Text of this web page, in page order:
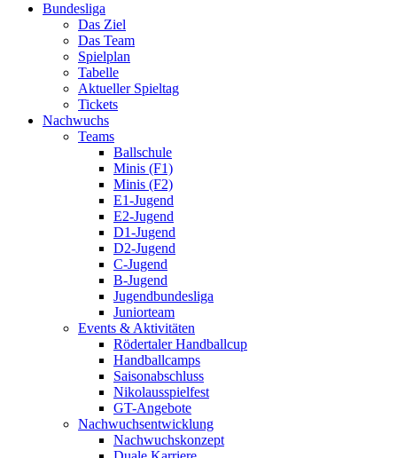
Bundesliga
Das Ziel
Das Team
Spielplan
Tabelle
Aktueller Spieltag
Tickets
Nachwuchs
Teams
Ballschule
Minis (F1)
Minis (F2)
E1-Jugend
E2-Jugend
D1-Jugend
D2-Jugend
C-Jugend
B-Jugend
Jugendbundesliga
Juniorteam
Events & Aktivitäten
Rödertaler Handballcup
Handballcamps
Saisonabschluss
Nikolausspielfest
GT-Angebote
Nachwuchsentwicklung
Nachwuchskonzept